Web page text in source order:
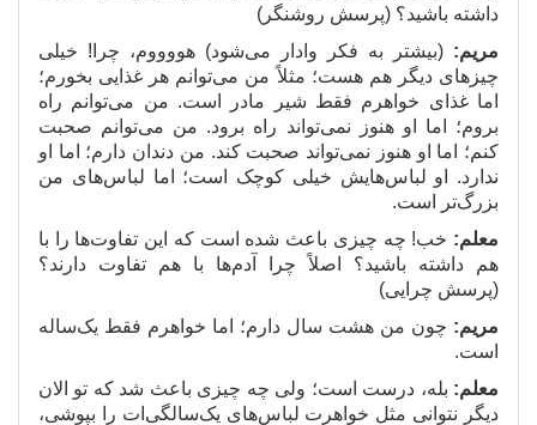
داشته باشید؟ (پرسش روشنگر)
مریم: (بیشتر به فکر وادار میشود) هووووم، چرا! خیلی
چیزهای دیگر هم هست؛ مثلاً من میتوانم هر غذایی بخورم؛
اما غذای خواهرم فقط شیر مادر است. من میتوانم راه
بروم؛ اما او هنوز نمیتواند راه برود. من میتوانم صحبت
کنم؛ اما او هنوز نمیتواند صحبت کند. من دندان دارم؛ اما او
ندارد. او لباسهایش خیلی کوچک است؛ اما لباسهای من
بزرگتر است.
معلم: خب! چه چیزی باعث شده است که این تفاوتها را با
هم داشته باشید؟ اصلاً چرا آدمها با هم تفاوت دارند؟
(پرسش چرایی)
مریم: چون من هشت سال دارم؛ اما خواهرم فقط یکساله
است.
معلم: بله، درست است؛ ولی چه چیزی باعث شد که تو الان
دیگر نتوانی مثل خواهرت لباسهای یکسالگی ات را بپوشی،